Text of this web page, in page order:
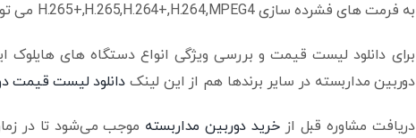
به فرمت های فشرده سازی H.265+,H.265,H.264+,H.264,MPEG4 می تواند ارسال کند.
برای دانلود لیست قیمت و بررسی ویژگی انواع دستگاه های هایلوک
دوربین مداربسته در سایر برندها هم از این لینک دانلود لیست قیمت
دریافت مشاوره قبل ازخرید دوربین مداربسته موجب می‌شود تا در